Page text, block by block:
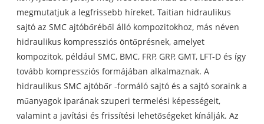
megmutatjuk a legfrissebb híreket. Taitian hidraulikus
sajtó az SMC ajtóbőréből álló kompozitokhoz, más néven
hidraulikus kompressziós öntőprésnek, amelyet
kompozitok, például SMC, BMC, FRP, GRP, GMT, LFT-D és így
tovább kompressziós formájában alkalmaznak. A
hidraulikus SMC ajtóbőr -formáló sajtó és a sajtó soraink a
műanyagok iparának szuperi termelési képességeit,
valamint a javítási és frissítési lehetőségeket kínálják. Az